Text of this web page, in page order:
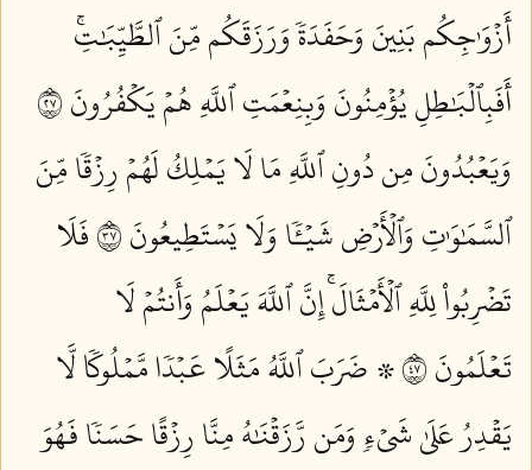
أَزۡوَٰجِكُم بَنِينَ وَحَفَدَةٗ وَرَزَقَكُم مِّنَ ٱلطَّيِّبَٰتِۚ
أَفَبِٱلۡبَٰطِلِ يُؤۡمِنُونَ وَبِنِعۡمَتِ ٱللَّهِ هُمۡ يَكۡفُرُونَ ٧٢
وَيَعۡبُدُونَ مِن دُونِ ٱللَّهِ مَا لَا يَمۡلِكُ لَهُمۡ رِزۡقٗا مِّنَ
ٱلسَّمَٰوَٰتِ وَٱلۡأَرۡضِ شَيۡـٔٗا وَلَا يَسۡتَطِيعُونَ ٧٣
فَلَا
تَضۡرِبُواْ لِلَّهِ ٱلۡأَمۡثَالَۚ إِنَّ ٱللَّهَ يَعۡلَمُ وَأَنتُمۡ لَا
تَعۡلَمُونَ ٧٤
۞ ضَرَبَ ٱللَّهُ مَثَلًا عَبۡدٗا مَّمۡلُوكٗا لَّا
يَقۡدِرُ عَلَىٰ شَيۡءٖ وَمَن رَّزَقۡنَٰهُ مِنَّا رِزۡقًا حَسَنٗا فَهُوَ